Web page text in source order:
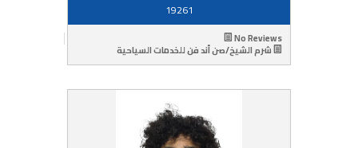
19261
No Reviews
شرم الشيخ/صن أند فن للخدمات السياحية